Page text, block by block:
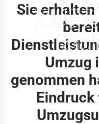
Sie
Umzug
genommen
Eindruck